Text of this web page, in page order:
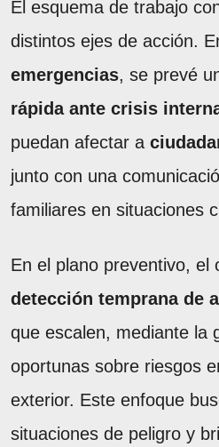
El esquema de trabajo
distintos ejes de acción.
emergencias, se prevé
rápida ante crisis
puedan afectar a
junto con una
familiares en situaciones
En el plano preventivo, el
detección temprana de
que escalen, mediante la
oportunas sobre riesgos
exterior. Este enfoque
situaciones de peligro y